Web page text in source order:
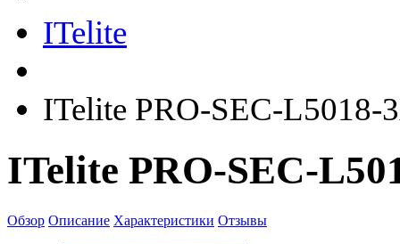
ITelite
ITelite PRO-SEC-L5018-
ITelite PRO-SEC-
Обзор Описание Характеристики Отзывы